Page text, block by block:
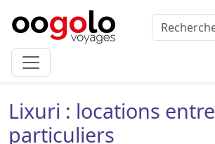
Lixuri : locations entre
particuliers